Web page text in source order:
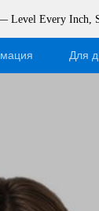
Level Every Inch,
Для
Dealer Portal